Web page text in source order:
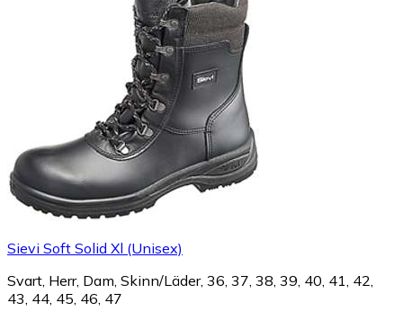
Sievi Soft Solid Xl (Unisex)
Svart, Herr, Dam, Skinn/Läder, 36, 37, 38, 39, 40, 41, 42,
43, 44, 45, 46, 47